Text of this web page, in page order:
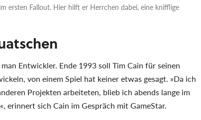
ersten Fallout. Hier hilft er Herrchen dabei, eine knifflige
Entwickler. Ende 1993 soll Tim Cain für seinen
von einem Spiel hat keiner etwas gesagt. »Da ich
Projekten arbeiteten, blieb ich abends lange im
erinnert sich Cain im Gespräch mit GameStar.